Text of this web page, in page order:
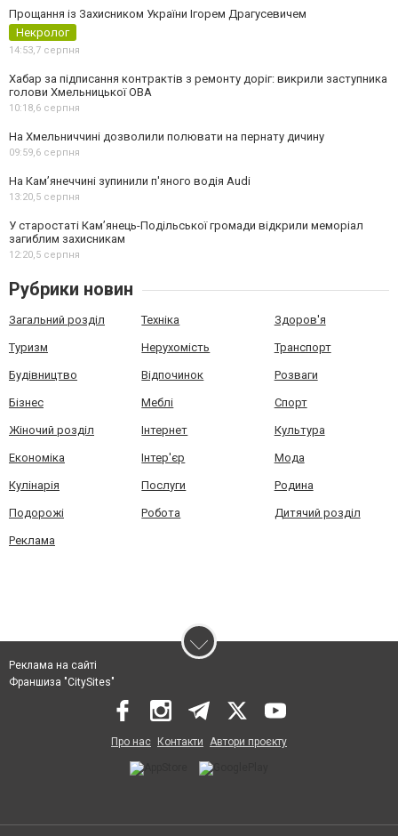
Прощання із Захисником України Ігорем Драгусевичем
Некролог
14:53,7 серпня
Хабар за підписання контрактів з ремонту доріг: викрили заступника
голови Хмельницької ОВА
10:18,6 серпня
На Хмельниччині дозволили полювати на пернату дичину
09:59,6 серпня
На Камʼянеччині зупинили п'яного водія Audi
13:20,5 серпня
У старостаті Кам’янець-Подільської громади відкрили меморіал
загиблим захисникам
12:20,5 серпня
Рубрики новин
Загальний розділ Техніка Здоров'я
Туризм Нерухомість Транспорт
Будівництво Відпочинок Розваги
Бізнес Меблі Спорт
Жіночий розділ Інтернет Культура
Економіка Інтер'єр Мода
Кулінарія Послуги Родина
Подорожі Робота Дитячий розділ
Реклама
Реклама на сайті
Франшиза "CitySites"
Про нас Контакти Автори проєкту